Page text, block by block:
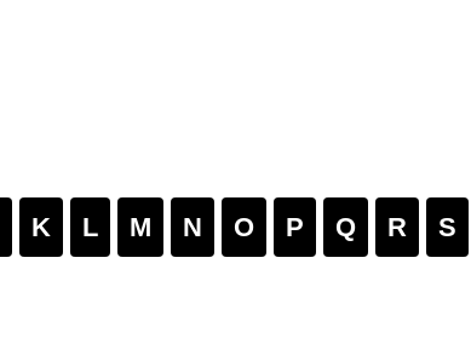
K L M N O P Q R S